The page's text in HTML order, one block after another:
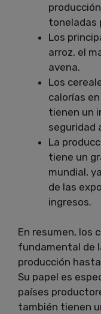
toneladas
Los
arroz, el
avena.
Los
calorías
tienen un
seguridad
La
tiene un
mundial,
de las
ingresos.
En resumen, los
fundamental de
producción
Su papel es
países
también tienen